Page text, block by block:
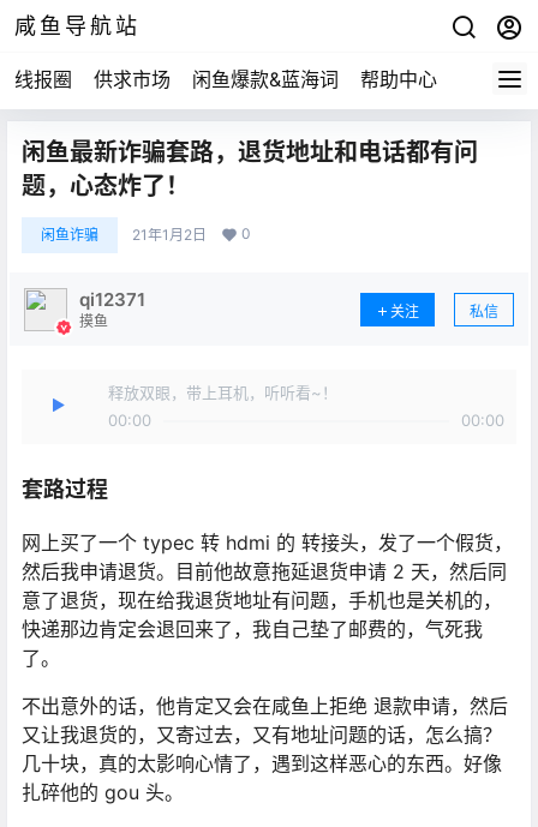
咸鱼导航站
线报圈 供求市场 闲鱼爆款&蓝海词 帮助中心
闲鱼最新诈骗套路，退货地址和电话都有问
题，心态炸了！
闲鱼诈骗 21年1月2日 0
qi12371
摸鱼
关注 私信
释放双眼，带上耳机，听听看~！
00:00
00:00
套路过程
网上买了一个 typec 转 hdmi 的 转接头，发了一个假货，
然后我申请退货。目前他故意拖延退货申请 2 天，然后同
意了退货，现在给我退货地址有问题，手机也是关机的，
快递那边肯定会退回来了，我自己垫了邮费的，气死我
了。
不出意外的话，他肯定又会在咸鱼上拒绝 退款申请，然后
又让我退货的，又寄过去，又有地址问题的话，怎么搞？
几十块，真的太影响心情了，遇到这样恶心的东西。好像
扎碎他的 gou 头。